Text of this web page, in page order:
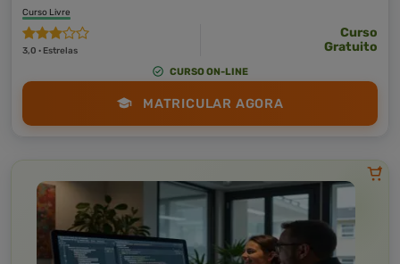
Curso Livre
3,0 · Estrelas
Curso
Gratuito
CURSO ON-LINE
MATRICULAR AGORA